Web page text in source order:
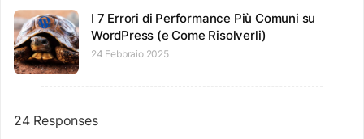
I 7 Errori di Performance Più Comuni su
WordPress (e Come Risolverli)
24 Febbraio 2025
24 Responses